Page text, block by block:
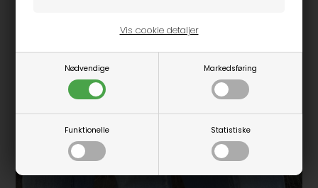
Nødvendige Markedsføring
Funktionelle Statistiske
Vis cookie detaljer